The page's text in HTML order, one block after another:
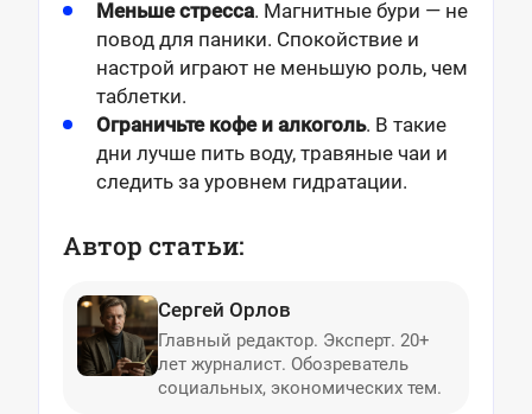
Меньше стресса. Магнитные бури — не
повод для паники. Спокойствие и
настрой играют не меньшую роль, чем
таблетки.
Ограничьте кофе и алкоголь. В такие
дни лучше пить воду, травяные чаи и
следить за уровнем гидратации.
Автор статьи:
Сергей Орлов
Главный редактор. Эксперт. 20+
лет журналист. Обозреватель
социальных, экономических тем.